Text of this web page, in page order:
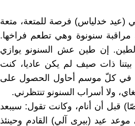
خدلياس) فرصة للمتعة، متعة
مراقبة سنونوة وهي تطعم فراخها.
إن طين عش السنونو يوازي
ذات صيف لم يكن عاديا، كنت
زلت في كلّ موسم أحاول الحصول على
ولا أسراب السنونو تنتظرني.
أن أنام، وكانت تقول: سيبعد
عيد (بيرى آلي) القادم وحينئذ